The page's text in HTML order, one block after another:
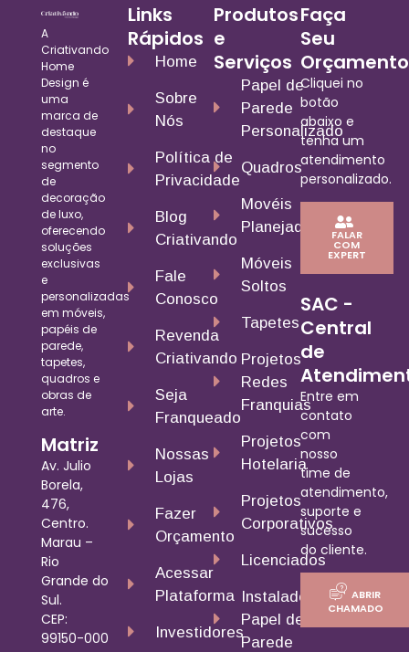
A
Criativando
Home
Design é
uma
marca de
destaque
no
segmento
de
decoração
de luxo,
oferecendo
soluções
exclusivas
e
personalizadas
em móveis,
papéis de
parede,
tapetes,
quadros e
obras de
arte.
Matriz
Av. Julio
Borela,
476,
Centro.
Marau –
Rio
Grande do
Sul.
CEP:
99150-000
Links
Rápidos
Home
Sobre
Nós
Política de
Privacidade
Blog
Criativando
Fale
Conosco
Revenda
Criativando
Seja
Franqueado
Nossas
Lojas
Fazer
Orçamento
Acessar
Plataforma
Investidores
Produtos
e
Serviços
Papel de
Parede
Personalizado
Quadros
Movéis
Planejados
Móveis
Soltos
Tapetes
Projetos
Redes
Franquias
Projetos
Hotelaria
Projetos
Corporativos
Licenciados
Instalador
Papel de
Parede
Faça
Seu
Orçamento
Cliquei no
botão
abaixo e
tenha um
atendimento
personalizado.
FALAR
COM
EXPERT
SAC -
Central
de
Entre em
contato
com
nosso
time de
atendimento,
suporte e
sucesso
do cliente.
ABRIR
CHAMADO